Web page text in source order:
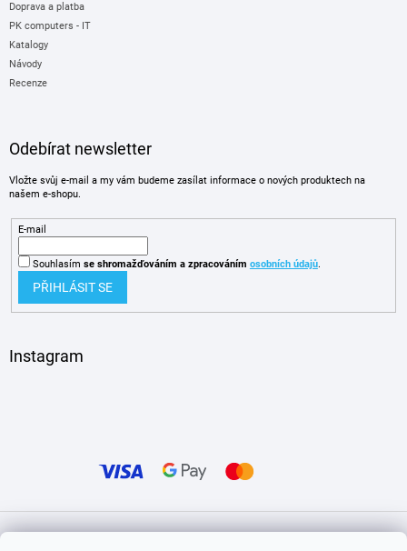
Doprava a platba
PK computers - IT
Katalogy
Návody
Recenze
Odebírat newsletter
Vložte svůj e-mail a my vám budeme zasílat informace o nových produktech na
našem e-shopu.
E-mail
Souhlasím se shromažďováním a zpracováním osobních údajů.
PŘIHLÁSIT SE
Instagram